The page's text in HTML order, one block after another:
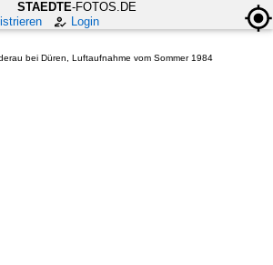
STAEDTE-FOTOS.DE
Login
bei Düren, Luftaufnahme vom Sommer 1984